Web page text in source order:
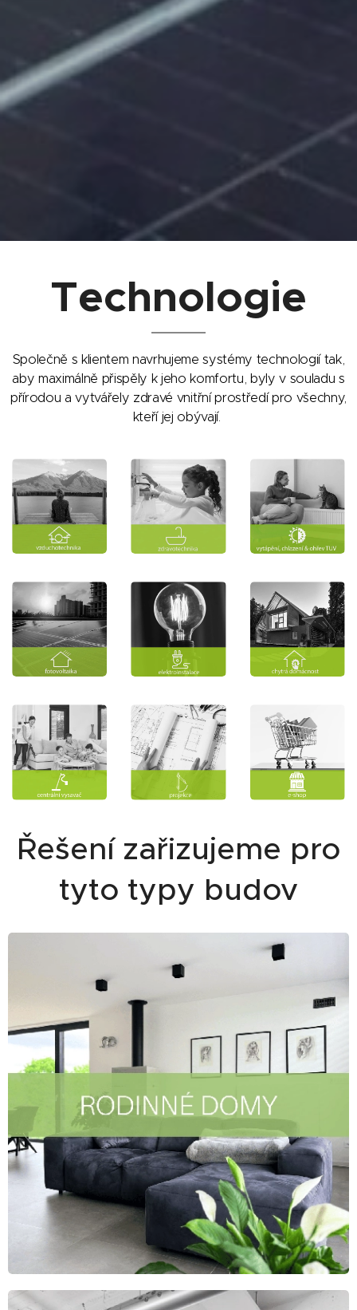
Technologie
Společně s klientem navrhujeme systémy technologií tak,
aby maximálně přispěly k jeho komfortu, byly v souladu s
přírodou a vytvářely zdravé vnitřní prostředí pro všechny,
kteří jej obývají.
Řešení zařizujeme pro
tyto typy budov